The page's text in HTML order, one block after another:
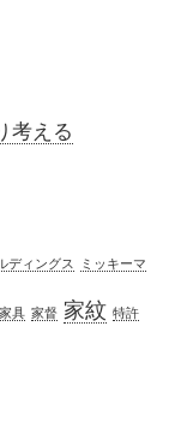
考える
ディングス ミッキーマ
具 家督 家紋 特許